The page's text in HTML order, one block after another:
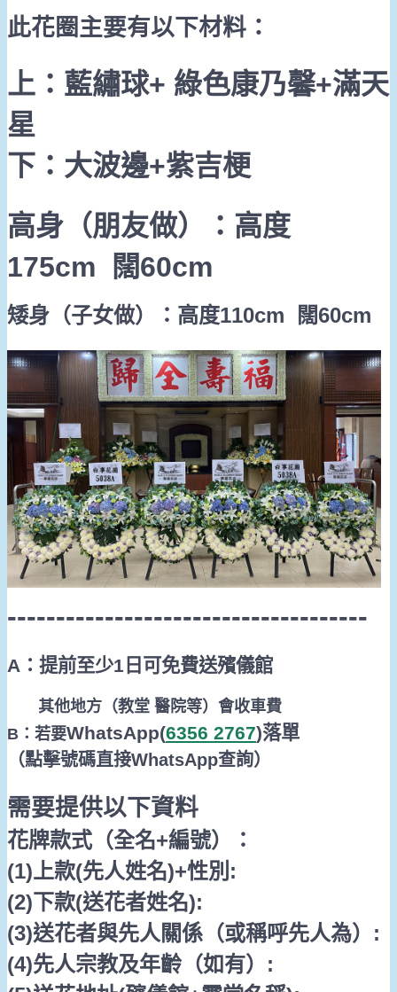
此花圈主要有以下材料：
上：藍繡球+ 綠色康乃馨+滿天
星
下：大波邊+紫吉梗
高身（朋友做）：高度
175cm
闊60cm
矮身（子女做）：高度110cm 闊60cm
-------------------------------------
A：提前至少1日可免費送殯儀館
其他地方（教堂 醫院等）會收車費
B：若要WhatsApp(6356 2767)落單
（點擊號碼直接WhatsApp查詢）
需要提供以下資料
花牌款式（全名+編號）：
(1)上款(先人姓名)+性別 :
(2)下款(送花者姓名):
(3)送花者與先人關係（或稱呼先人為） :
(4)先人宗教及年齡（如有） :